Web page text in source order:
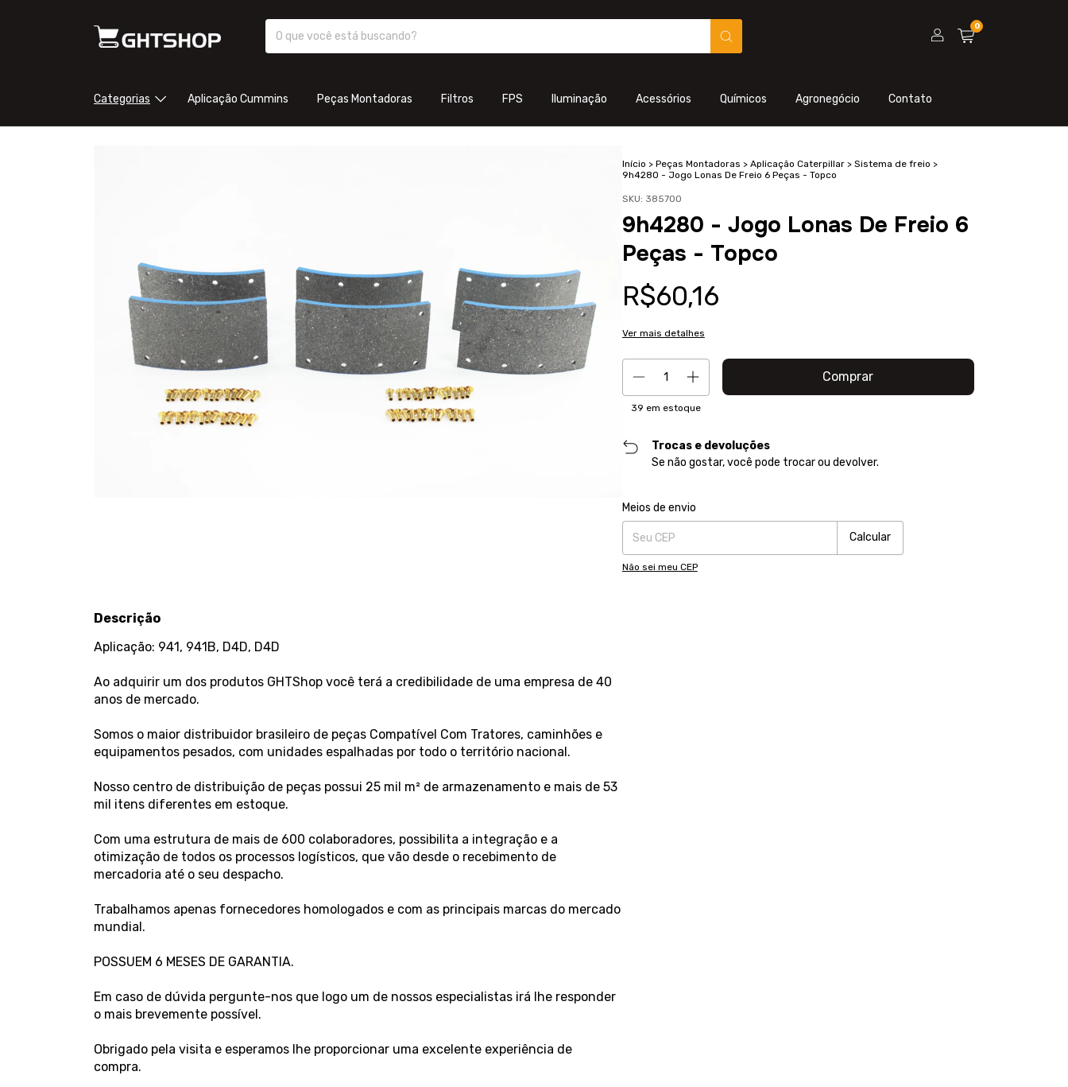
0
Categorias Aplicação Cummins Peças Montadoras Filtros FPS Iluminação Acessórios Químicos Agronegócio Contato
Início > Peças Montadoras > Aplicação Caterpillar > Sistema de freio >
9h4280 - Jogo Lonas De Freio 6 Peças - Topco
SKU: 385700
9h4280 - Jogo Lonas De Freio 6
Peças - Topco
R$60,16
Ver mais detalhes
39 em estoque
Trocas e devoluções
Se não gostar, você pode trocar ou devolver.
Entregas para o CEP:
Meios de envio
Calcular
Não sei meu CEP
Descrição
Aplicação: 941, 941B, D4D, D4D
Ao adquirir um dos produtos GHTShop você terá a credibilidade de uma empresa de 40
anos de mercado.
Somos o maior distribuidor brasileiro de peças Compatível Com Tratores, caminhões e
equipamentos pesados, com unidades espalhadas por todo o território nacional.
Nosso centro de distribuição de peças possui 25 mil m² de armazenamento e mais de 53
mil itens diferentes em estoque.
Com uma estrutura de mais de 600 colaboradores, possibilita a integração e a
otimização de todos os processos logísticos, que vão desde o recebimento de
mercadoria até o seu despacho.
Trabalhamos apenas fornecedores homologados e com as principais marcas do mercado
mundial.
POSSUEM 6 MESES DE GARANTIA.
Em caso de dúvida pergunte-nos que logo um de nossos especialistas irá lhe responder
o mais brevemente possível.
Obrigado pela visita e esperamos lhe proporcionar uma excelente experiência de
compra.